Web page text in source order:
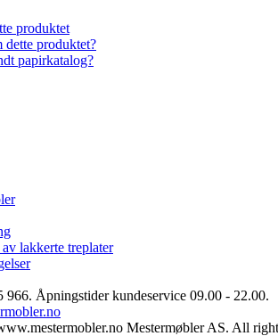
produktet
dette produktet?
papirkatalog?
lakkerte treplater
966. Åpningstider kundeservice 09.00 - 22.00.
Mestermøbler AS. All